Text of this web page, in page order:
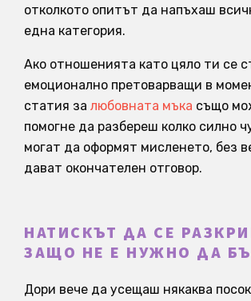
отколкото опитът да напъхаш
една категория.
Ако отношенията като цяло ти се
емоционално претоварващи в
статия за любовната мъка също
помогне да разбереш колко силно
могат да оформят мисленето, без
дават окончателен отговор.
НАТИСКЪТ ДА СЕ
ЗАЩО НЕ Е НУЖНО ДА
Дори вече да усещаш някаква